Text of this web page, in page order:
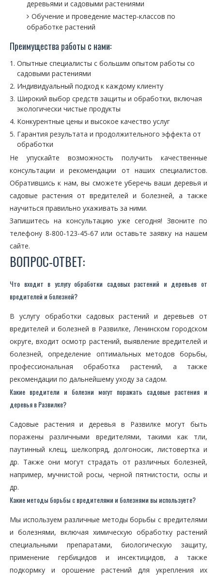
деревьями и садовыми растениями
Обучение и проведение мастер-классов по
обработке растений
Преимущества работы с нами:
Опытные специалисты с большим опытом работы со
садовыми растениями
Индивидуальный подход к каждому клиенту
Широкий выбор средств защиты и обработки, включая
экологически чистые продукты
Конкурентные цены и высокое качество услуг
Гарантия результата и продолжительного эффекта от
обработки
Не упускайте возможность получить качественные
консультации и рекомендации от наших специалистов.
Обратившись к нам, вы сможете уберечь ваши деревья и
садовые растения от вредителей и болезней, а также
научиться правильно ухаживать за ними.
Запишитесь на консультацию уже сегодня! Звоните по
телефону 8-800-123-45-67 или оставьте заявку на нашем
сайте.
ВОПРОС-ОТВЕТ:
Что входит в услугу обработки садовых растений и деревьев от
вредителей и болезней?
В услугу обработки садовых растений и деревьев от
вредителей и болезней в Развилке, Ленинском городском
округе, входит осмотр растений, выявление вредителей и
болезней, определение оптимальных методов борьбы,
профессиональная обработка растений, а также
рекомендации по дальнейшему уходу за садом.
Какие вредители и болезни могут поражать садовые растения и
деревья в Развилке?
Садовые растения и деревья в Развилке могут быть
поражены различными вредителями, такими как тли,
паутинный клещ, шелкопряд, долгоносик, листовертка и
др. Также они могут страдать от различных болезней,
например, мучнистой росы, черной пятнистости, оспы и
др.
Какие методы борьбы с вредителями и болезнями вы используете?
Мы используем различные методы борьбы с вредителями
и болезнями, включая химическую обработку растений
специальными препаратами, биологическую защиту,
применение гербицидов и инсектицидов, а также
подкормку и орошение растений для укрепления их